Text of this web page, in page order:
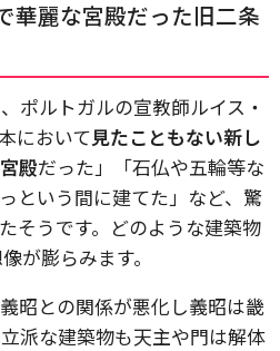
華麗な宮殿だった旧二条
ポルトガルの宣教師ルイス・
において見たこともない新し
殿だった」「石仏や五輪等な
という間に建てた」など、驚
そうです。どのような建築物
膨らみます。
昭との関係が悪化し義昭は畿
派な建築物も天主や門は解体